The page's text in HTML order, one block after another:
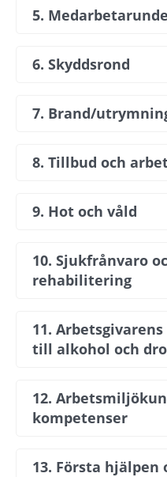
5.
6. Skyddsrond
7. Brand/
8. Tillbud och
9. Hot och våld
10. Sjukfrånvaro
rehabilitering
11.
till alkohol och
12.
kompetenser
13. Första hjälpen